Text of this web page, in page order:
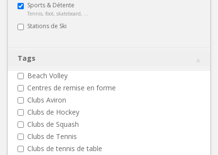
Sports & Détente
Tennis, foot, skateboard, ...
Stations de Ski
Tags
Beach Volley
Centres de remise en forme
Clubs Aviron
Clubs de Hockey
Clubs de Squash
Clubs de Tennis
Clubs de tennis de table